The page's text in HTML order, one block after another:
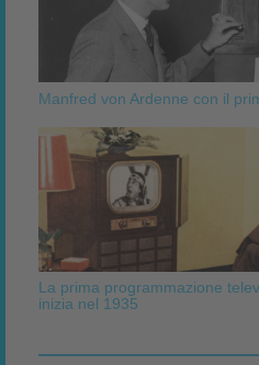
Manfred von Ardenne con il
La prima programmazione
inizia nel 1935